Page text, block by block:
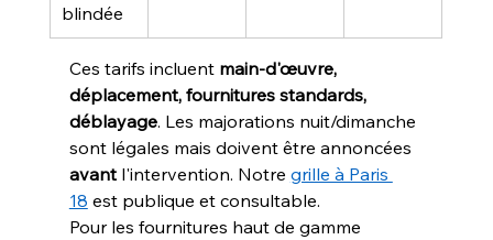
blindée
Ces tarifs incluent main-d'œuvre,
déplacement, fournitures standards,
déblayage. Les majorations nuit/dimanche
sont légales mais doivent être annoncées
avant l'intervention. Notre grille à Paris
18 est publique et consultable.
Pour les fournitures haut de gamme